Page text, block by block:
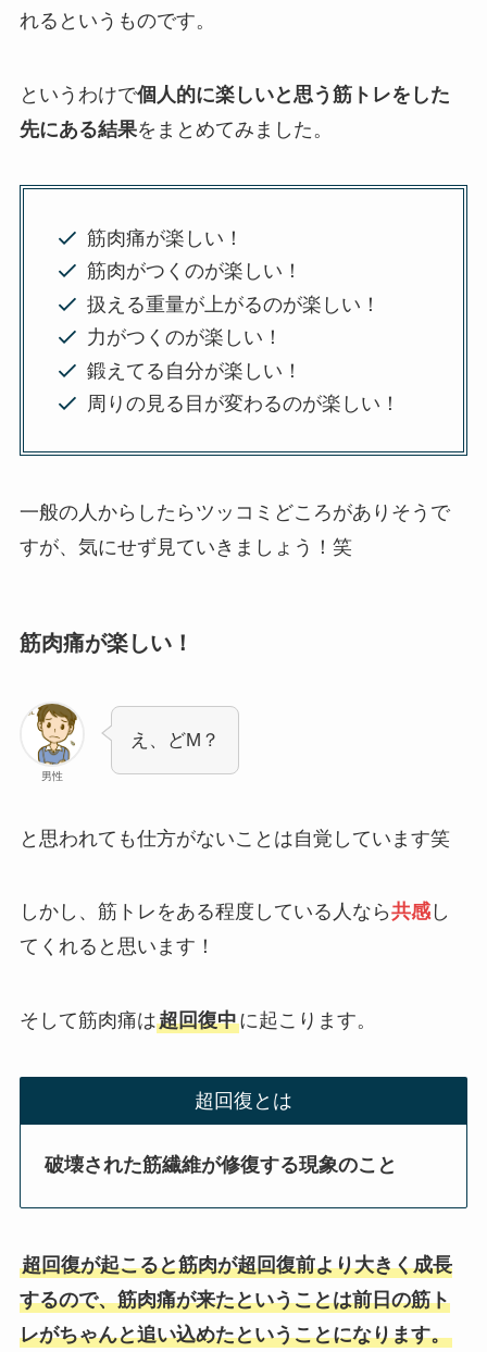
れるというものです。
というわけで個人的に楽しいと思う筋トレをした
先にある結果をまとめてみました。
筋肉痛が楽しい！
筋肉がつくのが楽しい！
扱える重量が上がるのが楽しい！
力がつくのが楽しい！
鍛えてる自分が楽しい！
周りの見る目が変わるのが楽しい！
一般の人からしたらツッコミどころがありそうで
すが、気にせず見ていきましょう！笑
筋肉痛が楽しい！
男性
え、どM？
と思われても仕方がないことは自覚しています笑
しかし、筋トレをある程度している人なら共感し
てくれると思います！
そして筋肉痛は超回復中に起こります。
超回復とは
破壊された筋繊維が修復する現象のこと
超回復が起こると筋肉が超回復前より大きく成長
するので、筋肉痛が来たということは前日の筋ト
レがちゃんと追い込めたということになります。